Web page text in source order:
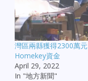
灣區兩縣獲得2300萬元
Homekey資金
April 29, 2022
In "地方新聞"